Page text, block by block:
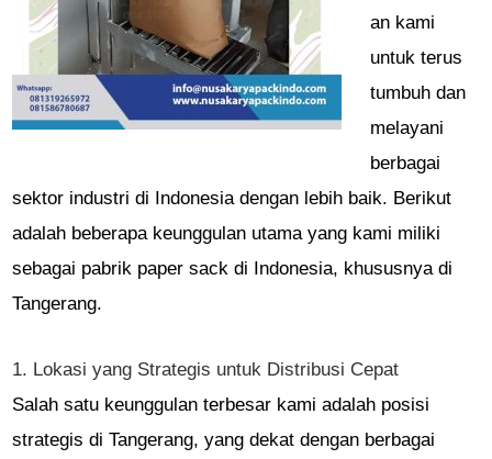
an kami
untuk terus
tumbuh dan
melayani
berbagai
sektor industri di Indonesia dengan lebih baik. Berikut
adalah beberapa keunggulan utama yang kami miliki
sebagai pabrik paper sack di Indonesia, khususnya di
Tangerang.
1. Lokasi yang Strategis untuk Distribusi Cepat
Salah satu keunggulan terbesar kami adalah posisi
strategis di Tangerang, yang dekat dengan berbagai